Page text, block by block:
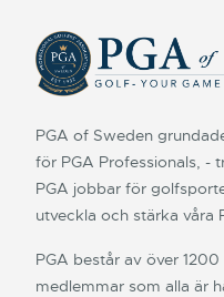
PGA of Sweden
för PGA Professionals, -
PGA jobbar för
utveckla och stärka våra
PGA består av över
medlemmar som alla är